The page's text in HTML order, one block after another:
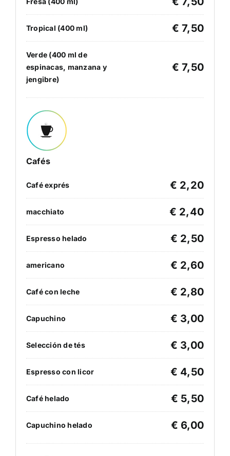
Tropical (400 ml) € 7,50
Verde (400 ml de
espinacas, manzana y
jengibre)
€ 7,50
Cafés
Café exprés € 2,20
macchiato € 2,40
Espresso helado € 2,50
americano € 2,60
Café con leche € 2,80
Capuchino € 3,00
Selección de tés € 3,00
Espresso con licor € 4,50
Café helado € 5,50
Capuchino helado € 6,00